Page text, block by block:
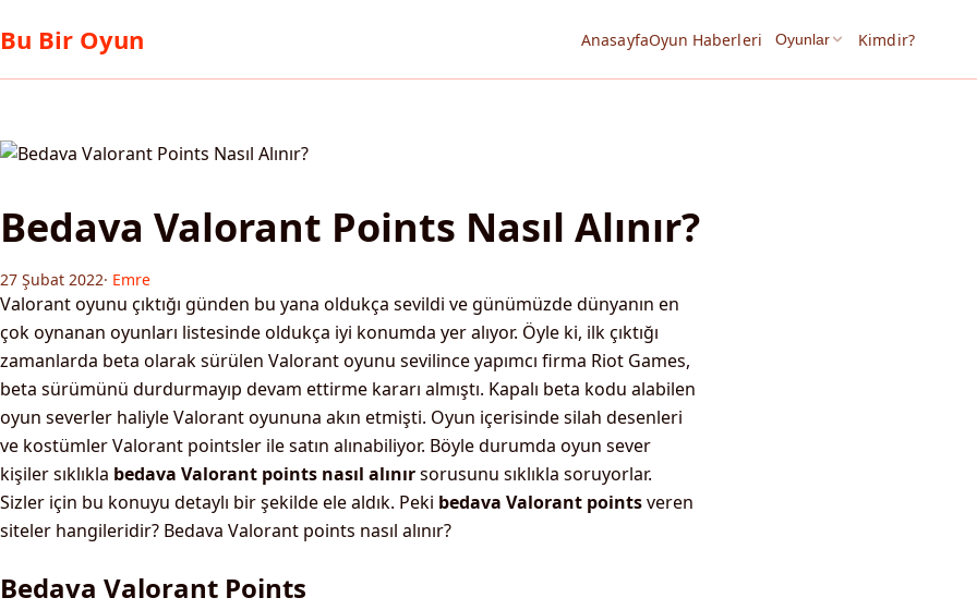
Bu Bir Oyun AnasayfaOyun Haberleri Oyunlar Kimdir?
Bedava Valorant Points Nasıl Alınır?
27 Şubat 2022· Emre
Valorant oyunu çıktığı günden bu yana oldukça sevildi ve günümüzde dünyanın en
çok oynanan oyunları listesinde oldukça iyi konumda yer alıyor. Öyle ki, ilk çıktığı
zamanlarda beta olarak sürülen Valorant oyunu sevilince yapımcı firma Riot Games,
beta sürümünü durdurmayıp devam ettirme kararı almıştı. Kapalı beta kodu alabilen
oyun severler haliyle Valorant oyununa akın etmişti. Oyun içerisinde silah desenleri
ve kostümler Valorant pointsler ile satın alınabiliyor. Böyle durumda oyun sever
kişiler sıklıkla bedava Valorant points nasıl alınırsorusunu sıklıkla soruyorlar.
Sizler için bu konuyu detaylı bir şekilde ele aldık. Peki bedava Valorant pointsveren
siteler hangileridir? Bedava Valorant points nasıl alınır?
Bedava Valorant Points